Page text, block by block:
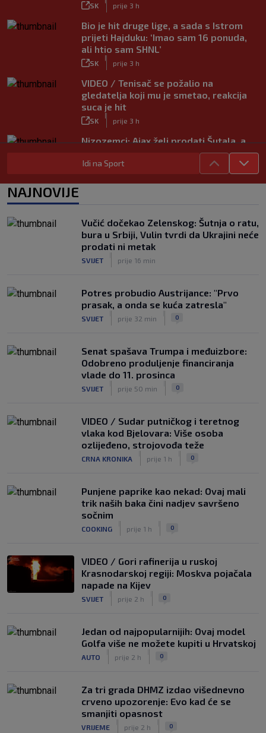
SK prije 3 h
Bio je hit druge lige, a sada s Istrom
prijeti Hajduku: ‘Imao sam 16 ponuda,
ali htio sam SHNL’
SK prije 3 h
VIDEO / Tenisač se požalio na
gledatelja koji mu je smetao, reakcija
suca je hit
SK prije 3 h
Nizozemci: Ajax želi prodati Šutala, a
SK
|
7. kol.
Bennacer raskinuo s Milanom i sada je
SK 7. kol.
VIDEO / Počela nam je ‘Cvajta’! Brekalo
solidan u gostujućoj pobjedi Herthe
kod Bochuma
Idi na Sport
NAJNOVIJE
Vučić dočekao Zelenskog: Šutnja o ratu,
bura u Srbiji, Vulin tvrdi da Ukrajini neće
prodati ni metak
SVIJET prije 16 min
Potres probudio Austrijance: "Prvo
prasak, a onda se kuća zatresla"
SVIJET prije 32 min 0
Senat spašava Trumpa i međuizbore:
Odobreno produljenje financiranja
vlade do 11. prosinca
SVIJET prije 50 min 0
VIDEO / Sudar putničkog i teretnog
vlaka kod Bjelovara: Više osoba
ozlijeđeno, strojovođa teže
CRNA KRONIKA prije 1 h 0
Punjene paprike kao nekad: Ovaj mali
trik naših baka čini nadjev savršeno
sočnim
COOKING prije 1 h 0
VIDEO / Gori rafinerija u ruskoj
Krasnodarskoj regiji: Moskva pojačala
napade na Kijev
SVIJET prije 2 h 0
Jedan od najpopularnijih: Ovaj model
Golfa više ne možete kupiti u Hrvatskoj
AUTO prije 2 h 0
Za tri grada DHMZ izdao višednevno
crveno upozorenje: Evo kad će se
smanjiti opasnost
VRIJEME prije 2 h 0